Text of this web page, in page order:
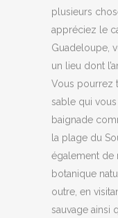
plusieurs
appréciez le
Guadeloupe,
un lieu dont
Vous pourrez
sable qui
baignade
la plage du
également de
botanique
outre, en
sauvage ainsi